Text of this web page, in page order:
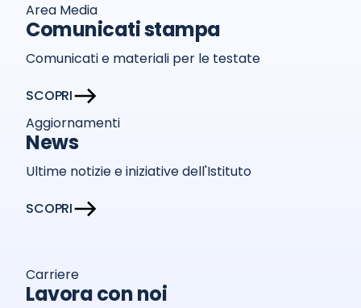
Area Media
Comunicati stampa
Comunicati e materiali per le testate
SCOPRI
Aggiornamenti
News
Ultime notizie e iniziative dell'Istituto
SCOPRI
Carriere
Lavora con noi